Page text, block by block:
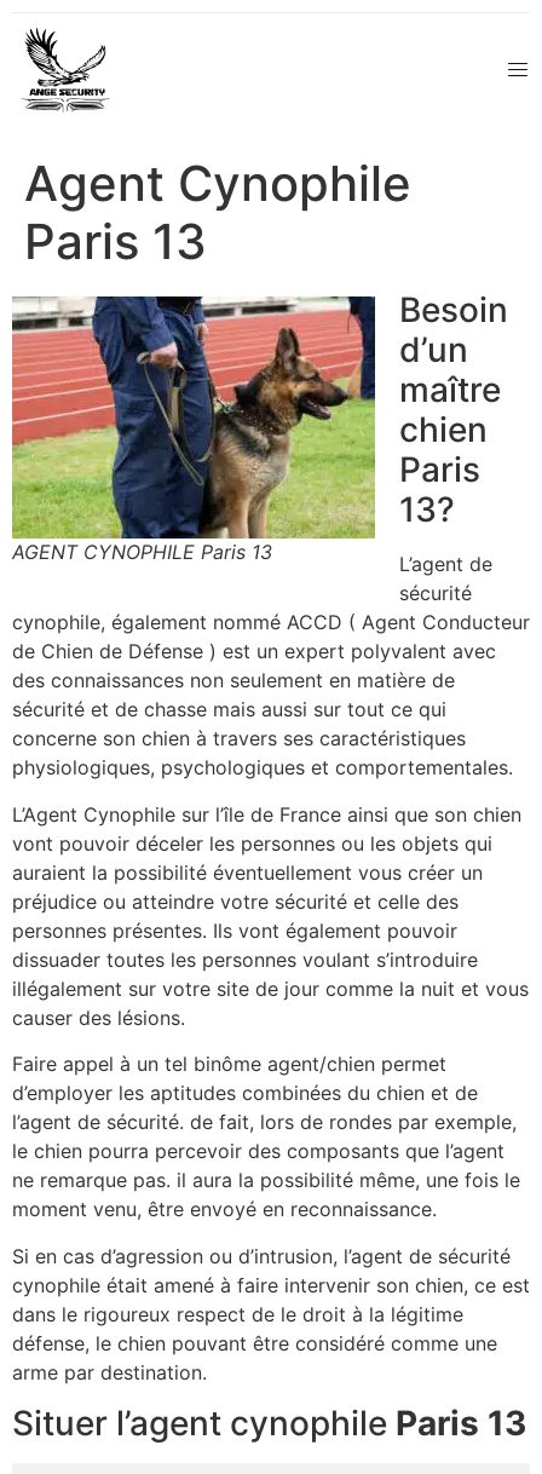
Agent Cynophile
Paris 13
AGENT CYNOPHILE Paris 13
Besoin
d’un
maître
chien
Paris
13?
L’agent de
sécurité
cynophile, également nommé ACCD ( Agent Conducteur
de Chien de Défense ) est un expert polyvalent avec
des connaissances non seulement en matière de
sécurité et de chasse mais aussi sur tout ce qui
concerne son chien à travers ses caractéristiques
physiologiques, psychologiques et comportementales.
L’Agent Cynophile sur l’île de France ainsi que son chien
vont pouvoir déceler les personnes ou les objets qui
auraient la possibilité éventuellement vous créer un
préjudice ou atteindre votre sécurité et celle des
personnes présentes. Ils vont également pouvoir
dissuader toutes les personnes voulant s’introduire
illégalement sur votre site de jour comme la nuit et vous
causer des lésions.
Faire appel à un tel binôme agent/chien permet
d’employer les aptitudes combinées du chien et de
l’agent de sécurité. de fait, lors de rondes par exemple,
le chien pourra percevoir des composants que l’agent
ne remarque pas. il aura la possibilité même, une fois le
moment venu, être envoyé en reconnaissance.
Si en cas d’agression ou d’intrusion, l’agent de sécurité
cynophile était amené à faire intervenir son chien, ce est
dans le rigoureux respect de le droit à la légitime
défense, le chien pouvant être considéré comme une
arme par destination.
Situer l’agent cynophile Paris 13